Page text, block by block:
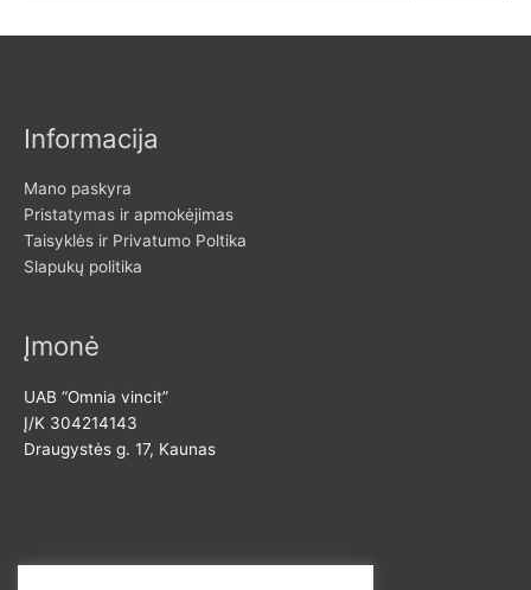
:
Informacija
Mano paskyra
Pristatymas ir apmokėjimas
Taisyklės ir Privatumo Poltika
Slapukų politika
Įmonė
UAB “Omnia vincit”
Į/K 304214143
Draugystės g. 17, Kaunas